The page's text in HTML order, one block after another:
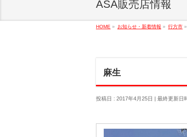
ASA販売店情報
HOME » お知らせ・新着情報 » 行方市 »
麻生
投稿日 : 2017年4月25日 最終更新日